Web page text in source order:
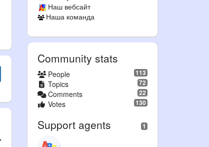
Наш вебсайт
Наша команда
Community stats
113
People
72
Topics
22
Comments
130
Votes
1
Support agents